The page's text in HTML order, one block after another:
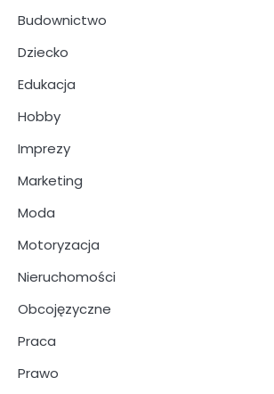
Budownictwo
Dziecko
Edukacja
Hobby
Imprezy
Marketing
Moda
Motoryzacja
Nieruchomości
Obcojęzyczne
Praca
Prawo